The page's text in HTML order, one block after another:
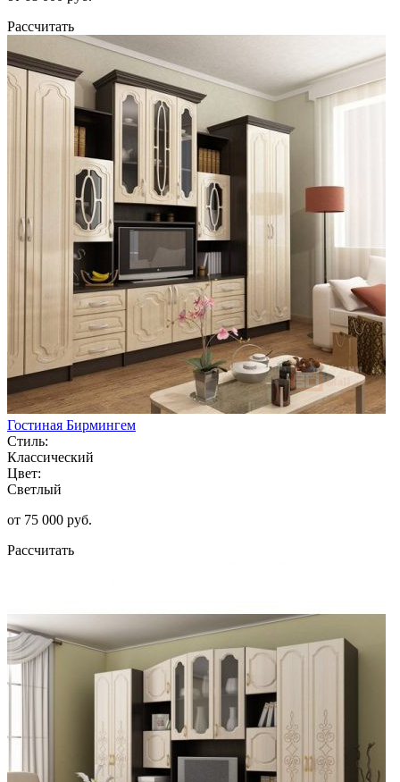
Рассчитать
Гостиная Бирмингем
Стиль:
Классический
Цвет:
Светлый
от 75 000 руб.
Рассчитать